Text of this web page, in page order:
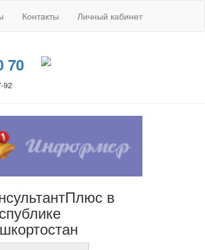
Контакты Личный кабинет
70
92
в